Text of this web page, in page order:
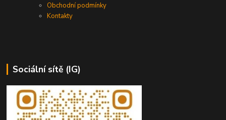
Obchodní podmínky
Kontakty
Sociální sítě (IG)